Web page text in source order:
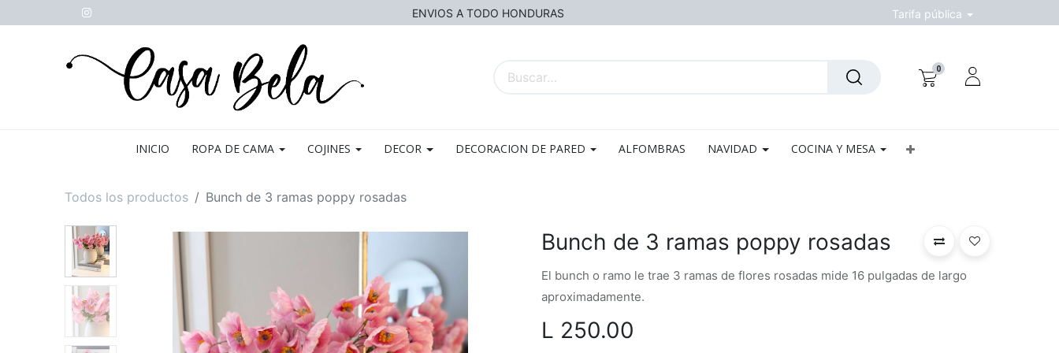
ENVIOS A TODO HONDURAS Tarifa pública
0
INICIO ROPA DE CAMA COJINES DECOR DECORACION DE PARED ALFOMBRAS NAVIDAD COCINA Y MESA
Todos los productos Bunch de 3 ramas poppy rosadas
Bunch de 3 ramas poppy rosadas
El bunch o ramo le trae 3 ramas de flores rosadas mide 16 pulgadas de largo
aproximadamente.
L 250.00